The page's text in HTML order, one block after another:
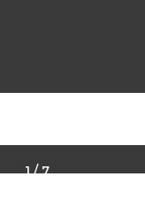
1 / 7